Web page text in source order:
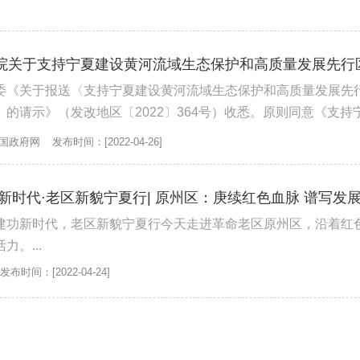
《关于报送〈支持宁夏建设黄河流域生态保护和高质量发展先
的请示》（发改地区〔2022〕364号）收悉。原则同意《支持
高质量发展先行区实施方...
政府网 发布时间：[2022-04-26]
功新时代，老区新貌宁夏行今天走进革命老区原州区，沿着红
力。...
发布时间：[2022-04-24]